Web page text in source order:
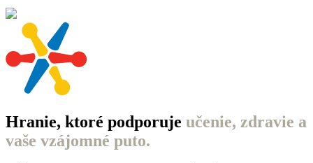
Hranie, ktoré podporuje učenie, zdravie a
vaše vzájomné puto.